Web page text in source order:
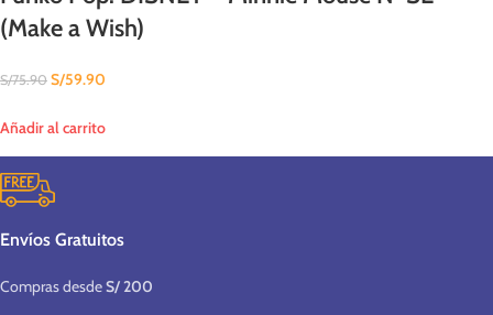
(Make a Wish)
S/75.90 S/59.90
Añadir al carrito
Envíos Gratuitos
Compras desdeS/ 200